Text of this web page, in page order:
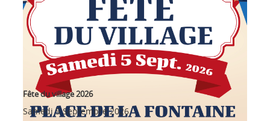
Fête du village 2026
Samedi 5 Septembre 2026